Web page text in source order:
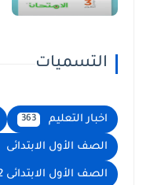
التسميات
اخبار التعليم 363
الصف الأول الابتدائى
الصف الأول الابتدائى 2